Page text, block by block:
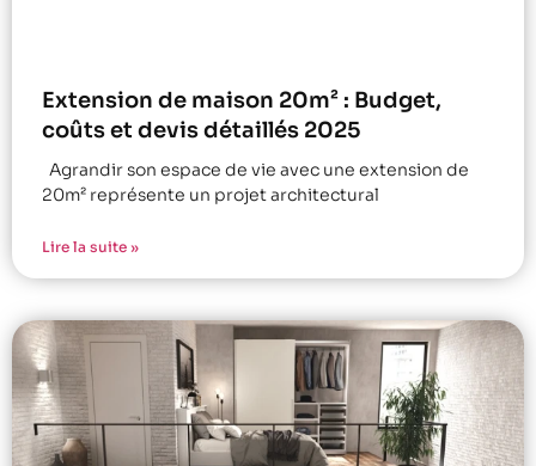
Extension de maison 20m² : Budget,
coûts et devis détaillés 2025
Agrandir son espace de vie avec une extension de
20m² représente un projet architectural
Lire la suite »